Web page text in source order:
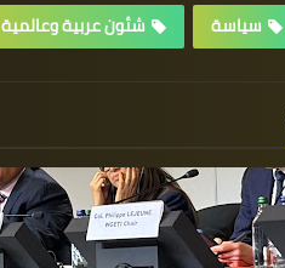
سياسة شئون عربية وعالمية